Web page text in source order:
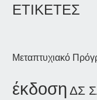
ΕΤΙΚΕΤΕΣ
Μεταπτυχιακό
έκδοση ΔΣ